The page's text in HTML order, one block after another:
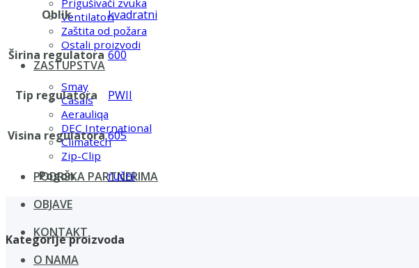
Prigušivači zvuka
Ventilatori
Zaštita od požara
Ostali proizvodi
ZASTUPSTVA
Smay
Casals
Aerauliqa
DEC International
Climatech
Zip-Clip
PODRŠKA PARTNERIMA
OBJAVE
KONTAKT
O NAMA
Oblik kvadratni
Širina regulatora 600
Tip regulatora PWII
Visina regulatora605
Pogon ručni
Kategorije proizvoda